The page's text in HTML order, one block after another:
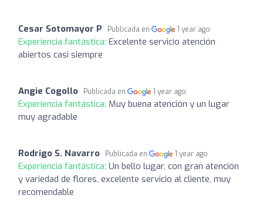
Cesar Sotomayor P Publicada en 1 year ago
Experiencia fantástica: Excelente servicio atención
abiertos casi siempre
Angie Cogollo Publicada en 1 year ago
Experiencia fantástica: Muy buena atención y un lugar
muy agradable
Rodrigo S. Navarro Publicada en 1 year ago
Experiencia fantástica: Un bello lugar, con gran atención
y variedad de flores, excelente servicio al cliente, muy
recomendable